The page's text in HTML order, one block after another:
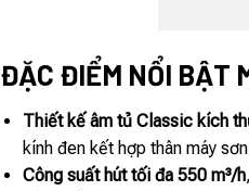
ĐẶC ĐIỂM NỔI BẬT
Thiết kế âm tủ Classic kích
kính đen kết hợp thân máy
Công suất hút tối đa 550 m³/h